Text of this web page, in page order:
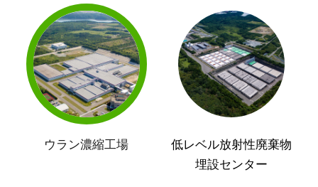
ウラン濃縮工場
低レベル放射性廃棄物
埋設センター